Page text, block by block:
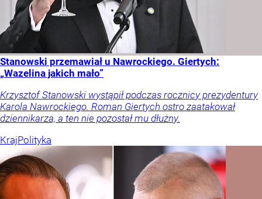
Stanowski przemawiał u Nawrockiego. Giertych:
„Wazelina jakich mało”
Krzysztof Stanowski wystąpił podczas rocznicy prezydentury
Karola Nawrockiego. Roman Giertych ostro zaatakował
dziennikarza, a ten nie pozostał mu dłużny.
KrajPolityka